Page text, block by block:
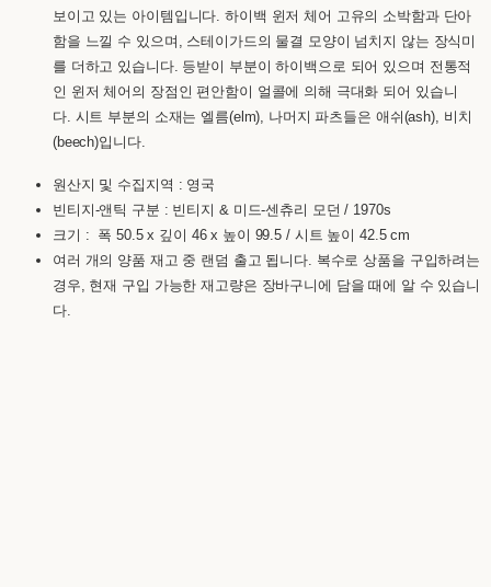
보이고 있는 아이템입니다. 하이백 윈저 체어 고유의 소박함과 단아
함을 느낄 수 있으며, 스테이가드의 물결 모양이 넘치지 않는 장식미
를 더하고 있습니다. 등받이 부분이 하이백으로 되어 있으며 전통적
인 윈저 체어의 장점인 편안함이 얼콜에 의해 극대화 되어 있습니
다. 시트 부분의 소재는 엘름(elm), 나머지 파츠들은 애쉬(ash), 비치
(beech)입니다.
원산지 및 수집지역 : 영국
빈티지-앤틱 구분 : 빈티지 & 미드-센츄리 모던 / 1970s
크기 : 폭 50.5 x 깊이 46 x 높이 99.5 / 시트 높이 42.5 cm
여러 개의 양품 재고 중 랜덤 출고 됩니다. 복수로 상품을 구입하려는
경우, 현재 구입 가능한 재고량은 장바구니에 담을 때에 알 수 있습니
다.